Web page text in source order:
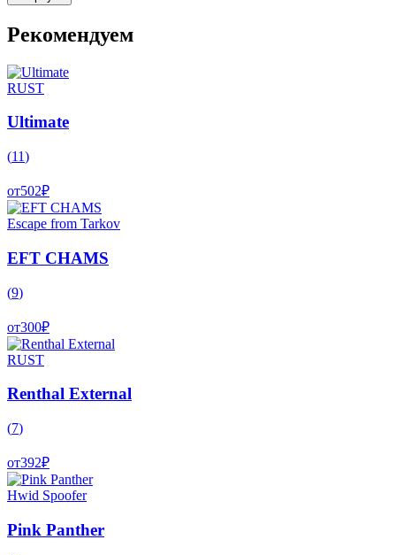
Рекомендуем
RUST
Ultimate
(11)
от502₽
Escape from Tarkov
EFT CHAMS
(9)
от300₽
RUST
Renthal External
(7)
от392₽
Hwid Spoofer
Pink Panther